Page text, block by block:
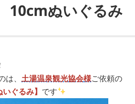
ぬいぐるみ
、 土湯温泉観光協会様ご依頼の
ぐるみ】 です